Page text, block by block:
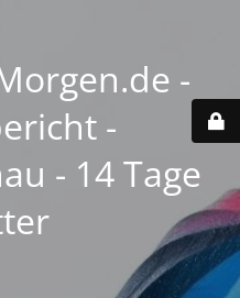
-
-
- 14 Tage